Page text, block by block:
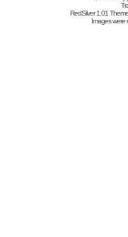
RedSilver 1.01
Images were